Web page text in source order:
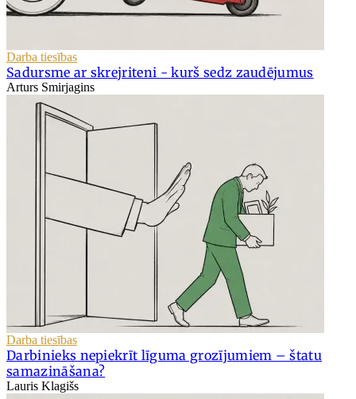
Darba tiesības
Sadursme ar skrejriteni - kurš sedz zaudējumus
Arturs Smirjagins
Darba tiesības
Darbinieks nepiekrīt līguma grozījumiem – štatu
samazināšana?
Lauris Klagišs